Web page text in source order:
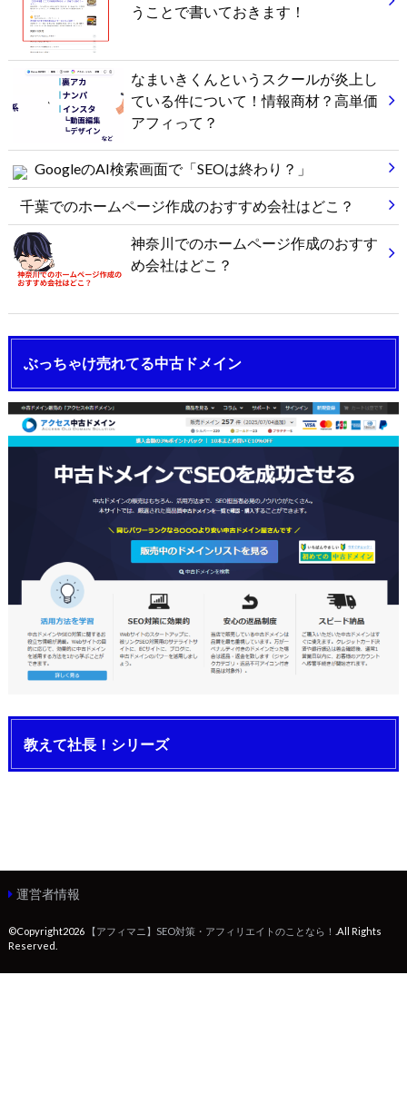
うことで書いておきます！
なまいきくんというスクールが炎上し
ている件について！情報商材？高単価
アフィって？
GoogleのAI検索画面で「SEOは終わり？」
千葉でのホームページ作成のおすすめ会社はどこ？
神奈川でのホームページ作成のおすす
め会社はどこ？
ぶっちゃけ売れてる中古ドメイン
教えて社長！シリーズ
運営者情報
©Copyright2026 【アフィマニ】SEO対策・アフィリエイトのことなら！ .All Rights
Reserved.